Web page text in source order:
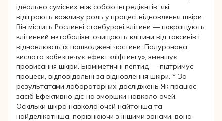
ідеально сумісних між собою інгредієнтів, які
відіграють важливу роль у процесі відновлення шкіри.
Він містить Рослинні стовбурові клітини — покращують
клітинний метаболізм, очищають клітини від токсинів і
відновлюють їх пошкоджені частини. Гіалуронова
кислота забезпечує ефект «ліфтингу», зменшує
провисання шкіри. Біоміметичні пептид — підтримує
процеси, відповідальні за відновлення шкіри. * За
результатами лабораторних досліджень Як працює
засіб Ефективно діє на зморшки навколо очей.
Оскільки шкіра навколо очей найтонша та
найделікатніша, порівнюючи з іншими зонами, вона